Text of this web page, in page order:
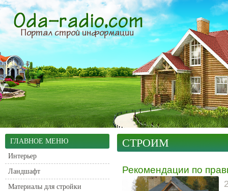
ГЛАВНОЕ МЕНЮ
Интерьер
Ландшафт
Материалы для стройки
СТРОИМ
Рекомендации по